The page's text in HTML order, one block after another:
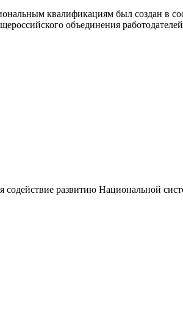
квалификациям был создан в
объединения
содействие развитию Национальной